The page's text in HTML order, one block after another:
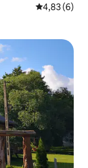
Évaluation
4,83 (6)